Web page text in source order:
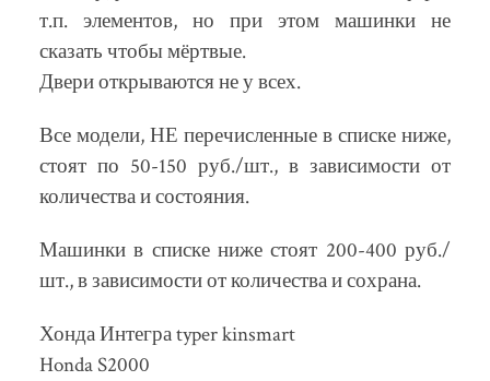
т.п. элементов, но при этом машинки не
сказать чтобы мёртвые.
Двери открываются не у всех.
Все модели, НЕ перечисленные в списке ниже,
стоят по 50-150 руб./шт., в зависимости от
количества и состояния.
Машинки в списке ниже стоят 200-400 руб./
шт., в зависимости от количества и сохрана.
Хонда Интегра typer kinsmart
Honda S2000